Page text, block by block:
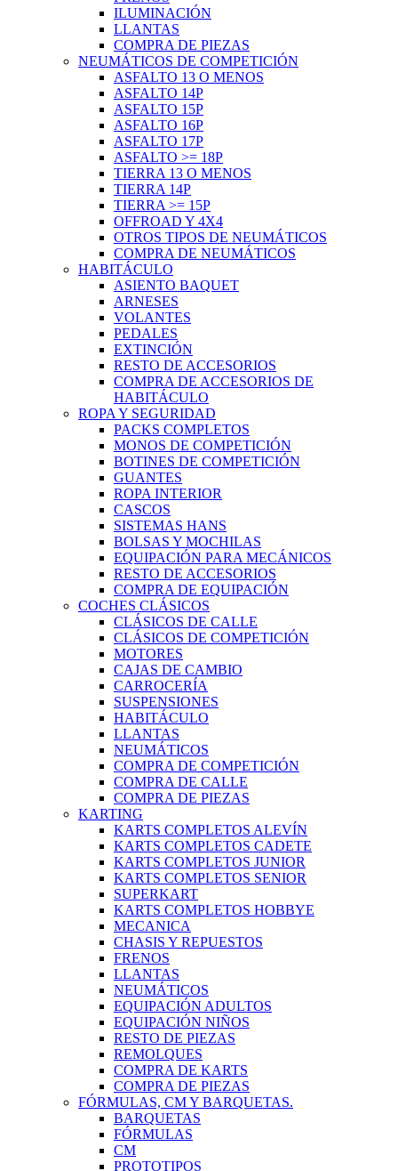
ILUMINACIÓN
LLANTAS
COMPRA DE PIEZAS
NEUMÁTICOS DE COMPETICIÓN
ASFALTO 13 O MENOS
ASFALTO 14P
ASFALTO 15P
ASFALTO 16P
ASFALTO 17P
ASFALTO >= 18P
TIERRA 13 O MENOS
TIERRA 14P
TIERRA >= 15P
OFFROAD Y 4X4
OTROS TIPOS DE NEUMÁTICOS
COMPRA DE NEUMÁTICOS
HABITÁCULO
ASIENTO BAQUET
ARNESES
VOLANTES
PEDALES
EXTINCIÓN
RESTO DE ACCESORIOS
COMPRA DE ACCESORIOS DE
HABITÁCULO
ROPA Y SEGURIDAD
PACKS COMPLETOS
MONOS DE COMPETICIÓN
BOTINES DE COMPETICIÓN
GUANTES
ROPA INTERIOR
CASCOS
SISTEMAS HANS
BOLSAS Y MOCHILAS
EQUIPACIÓN PARA MECÁNICOS
RESTO DE ACCESORIOS
COMPRA DE EQUIPACIÓN
COCHES CLÁSICOS
CLÁSICOS DE CALLE
CLÁSICOS DE COMPETICIÓN
MOTORES
CAJAS DE CAMBIO
CARROCERÍA
SUSPENSIONES
HABITÁCULO
LLANTAS
NEUMÁTICOS
COMPRA DE COMPETICIÓN
COMPRA DE CALLE
COMPRA DE PIEZAS
KARTING
KARTS COMPLETOS ALEVÍN
KARTS COMPLETOS CADETE
KARTS COMPLETOS JUNIOR
KARTS COMPLETOS SENIOR
SUPERKART
KARTS COMPLETOS HOBBYE
MECANICA
CHASIS Y REPUESTOS
FRENOS
LLANTAS
NEUMÁTICOS
EQUIPACIÓN ADULTOS
EQUIPACIÓN NIÑOS
RESTO DE PIEZAS
REMOLQUES
COMPRA DE KARTS
COMPRA DE PIEZAS
FÓRMULAS, CM Y BARQUETAS.
BARQUETAS
FÓRMULAS
CM
PROTOTIPOS